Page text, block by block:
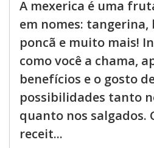
A mexerica é uma
em nomes: tangerina,
poncã e muito mais!
como você a chama,
benefícios e o gosto
possibilidades tanto
quanto nos salgados.
receit...